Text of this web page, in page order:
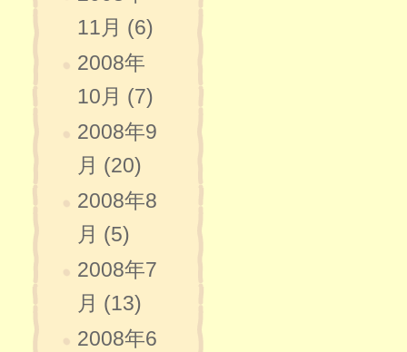
11月 (6)
2008年
10月 (7)
2008年9
月 (20)
2008年8
月 (5)
2008年7
月 (13)
2008年6